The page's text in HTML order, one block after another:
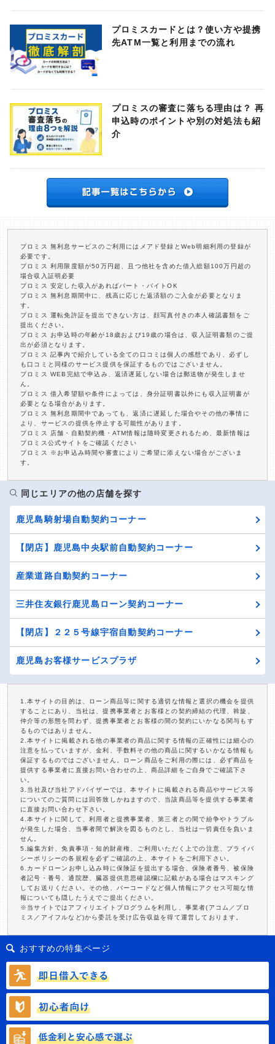
プロミスカードとは？使い方や提携
先ATM一覧と利用までの流れ
プロミスの審査に落ちる理由は？ 再
申込時のポイントや別の対処法も紹
介
プロミス 無利息サービスのご利用にはメアド登録とWeb明細利用の登録が
必要です。
プロミス 利用限度額が50万円超、且つ他社を含めた借入総額100万円超の
場合収入証明必要
プロミス 安定した収入があればパート・バイトOK
プロミス 無利息期間中に、残高に応じた返済額のご入金が必要となりま
す。
プロミス 運転免許証を提出できない方は、顔写真付きの本人確認書類をご
提出ください。
プロミス お申込時の年齢が18歳および19歳の場合は、収入証明書類のご提
出が必須となります。
プロミス 記事内で紹介している全ての口コミは個人の感想であり、必ずし
も口コミと同様のサービス提供を保証するものではございません。
プロミス WEB完結で申込み、返済遅延しない場合は郵送物が発生しませ
ん。
プロミス 借入希望額や条件によっては、身分証明書以外にも収入証明書が
必要となる場合があります。
プロミス 無利息期間中であっても、返済に遅延した場合やその他の事情に
より、サービスの提供を停止する可能性があります。
プロミス 店舗・自動契約機・ATM情報は随時変更されるため、最新情報は
プロミス公式サイトをご確認ください
プロミス ※お申込み時間や審査によりご希望に添えない場合がございま
す。
同じエリアの他の店舗を探す
鹿児島騎射場自動契約コーナー
【閉店】鹿児島中央駅前自動契約コーナー
産業道路自動契約コーナー
三井住友銀行鹿児島ローン契約コーナー
【閉店】２２５号線宇宿自動契約コーナー
鹿児島お客様サービスプラザ
1.本サイトの目的は、ローン商品等に関する適切な情報と選択の機会を提供
することにあり、当社は、提携事業者とお客様との契約締結の代理、斡旋、
仲介等の形態を問わず、提携事業者とお客様の間の契約にいかなる関与もす
るものではありません。
2.本サイトに掲載される他の事業者の商品に関する情報の正確性には細心の
注意を払っていますが、金利、手数料その他の商品に関するいかなる情報も
保証するものではございません。ローン商品をご利用の際には、必ず商品を
提供する事業者に直接お問い合わせの上、商品詳細をご自身でご確認下さ
い。
3.当社及び当社アドバイザーでは、本サイトに掲載される商品やサービス等
についてのご質問には回答致しかねますので、当該商品等を提供する事業者
に直接お問い合わせ下さい。
4.本サイトに関して、利用者と提携事業者、第三者との間で紛争やトラブル
が発生した場合、当事者間で解決を図るものとし、当社は一切責任を負いま
せん。
5.編集方針、免責事項・知的財産権、ご利用いただく上での注意、プライバ
シーポリシーの各規程を必ずご確認の上、本サイトをご利用下さい。
6.カードローンお申し込み時に保険証を提出する場合、保険者番号、被保険
者記号・番号、通院歴、臓器提供意思確認欄に記載がある場合はマスキング
してお送りください。その他、バーコードなど個人情報にアクセス可能な情
報についても隠したうえでご提出ください。
※当サイトではアフィリエイトプログラムを利用し、事業者(アコム／プロ
ミス／アイフルなど)から委託を受け広告収益を得て運営しております。
おすすめの特集ページ